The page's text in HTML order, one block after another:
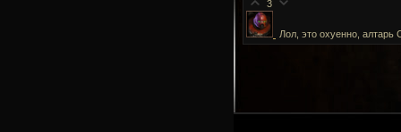
3
Лол, это охуенно,